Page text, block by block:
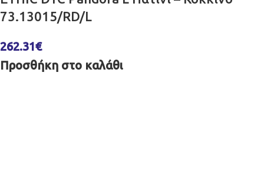
73.13015/RD/L
262.31€
Προσθήκη στο καλάθι